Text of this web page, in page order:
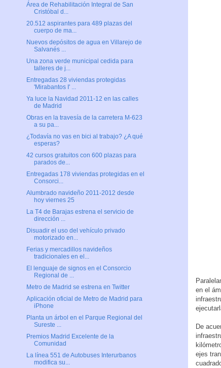
en el
De
ejes
Área de Rehabilitación Integral de San
Cristóbal d...
20.512 aspirantes para 489 plazas del
cuerpo de ma...
Nuevos depósitos de agua en Villarejo de
Salvanés ...
Una zona verde municipal cedida para
talleres de j...
Entregadas 28 viviendas protegidas
'Mirabantos I' ...
Ya luce la Navidad 2011-12 en las calles
de Madrid
Obras en la travesía de la carretera M-623
a su pa...
¿Todavía no vas en bici al trabajo? ¿A qué
esperas?
42 cursos gratuitos con 600 plazas para
parados de...
Entregadas 178 viviendas protegidas en el
Consorci...
Alumbrado navideño 2011-2012 desde
hoy viernes 25
La T4 de Barajas estrena el servicio de
dirección ...
Disuadir el uso del vehículo privado
motorizado en...
Ferias y mercadillos navideños
tradicionales en el...
El lenguaje de signos en el Consorcio
Regional de ...
Metro de Madrid se estrena en Twitter
Aplicación oficial de Metro de Madrid para
iPhone
Planta un árbol en el Parque Regional del
Sureste ...
Premios Madrid Excelente de la
Comunidad
La línea 551 de Autobuses Interurbanos
modifica su...